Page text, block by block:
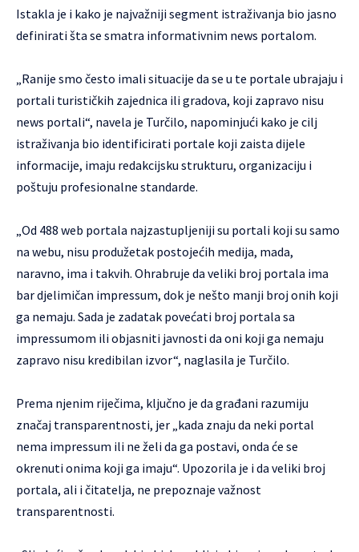
Istakla je i kako je najvažniji segment istraživanja bio jasno
definirati šta se smatra informativnim news portalom.
„Ranije smo često imali situacije da se u te portale ubrajaju i
portali turističkih zajednica ili gradova, koji zapravo nisu
news portali“, navela je Turčilo, napominjući kako je cilj
istraživanja bio identificirati portale koji zaista dijele
informacije, imaju redakcijsku strukturu, organizaciju i
poštuju profesionalne standarde.
„Od 488 web portala najzastupljeniji su portali koji su samo
na webu, nisu produžetak postojećih medija, mada,
naravno, ima i takvih. Ohrabruje da veliki broj portala ima
bar djelimičan impressum, dok je nešto manji broj onih koji
ga nemaju. Sada je zadatak povećati broj portala sa
impressumom ili objasniti javnosti da oni koji ga nemaju
zapravo nisu kredibilan izvor“, naglasila je Turčilo.
Prema njenim riječima, ključno je da građani razumiju
značaj transparentnosti, jer „kada znaju da neki portal
nema impressum ili ne želi da ga postavi, onda će se
okrenuti onima koji ga imaju“. Upozorila je i da veliki broj
portala, ali i čitatelja, ne prepoznaje važnost
transparentnosti.